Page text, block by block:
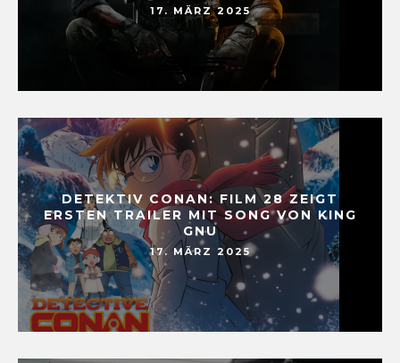
17. MÄRZ 2025
DETEKTIV CONAN: FILM 28 ZEIGT
ERSTEN TRAILER MIT SONG VON KING
GNU
17. MÄRZ 2025